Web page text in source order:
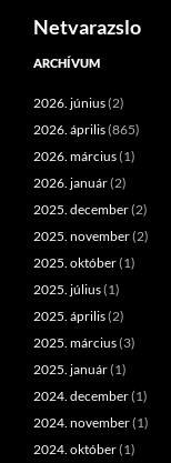
Kilépés
Netvarazslo
ARCHÍVUM
2026. június(2)
2026. április(865)
2026. március(1)
2026. január(2)
2025. december(2)
2025. november(2)
2025. október(1)
2025. július(1)
2025. április(2)
2025. március(3)
2025. január(1)
2024. december(1)
2024. november(1)
2024. október(1)